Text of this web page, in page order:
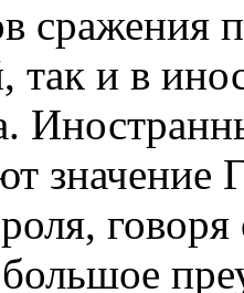
сражения
так и в
значение